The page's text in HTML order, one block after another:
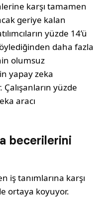
karşı tamamen
geriye kalan
yüzde 14’ü
daha fazla
olumsuz
yapay zeka
yüzde
aracı
becerilerini
iş tanımlarına karşı
ortaya koyuyor.